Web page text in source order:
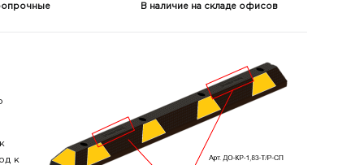
В наличие на складе офисов
к